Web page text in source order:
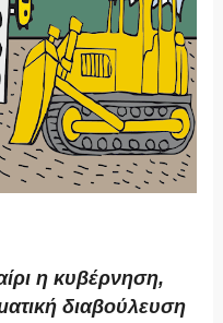
η κυβέρνηση,
διαβούλευση